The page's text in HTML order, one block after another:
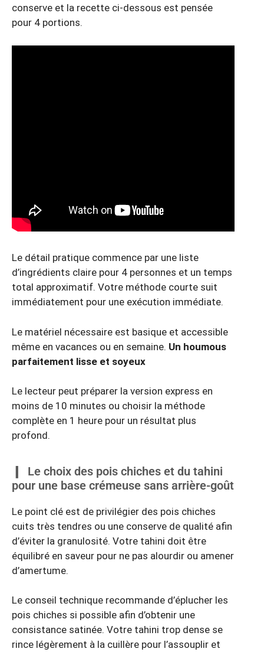
conserve et la recette ci‑dessous est pensée
pour 4 portions.
Le détail pratique commence par une liste
d’ingrédients claire pour 4 personnes et un temps
total approximatif. Votre méthode courte suit
immédiatement pour une exécution immédiate.
Le matériel nécessaire est basique et accessible
même en vacances ou en semaine. Un houmous
parfaitement lisse et soyeux
Le lecteur peut préparer la version express en
moins de 10 minutes ou choisir la méthode
complète en 1 heure pour un résultat plus
profond.
Le choix des pois chiches et du tahini
pour une base crémeuse sans arrière-goût
Le point clé est de privilégier des pois chiches
cuits très tendres ou une conserve de qualité afin
d’éviter la granulosité. Votre tahini doit être
équilibré en saveur pour ne pas alourdir ou amener
d’amertume.
Le conseil technique recommande d’éplucher les
pois chiches si possible afin d’obtenir une
consistance satinée. Votre tahini trop dense se
rince légèrement à la cuillère pour l’assouplir et